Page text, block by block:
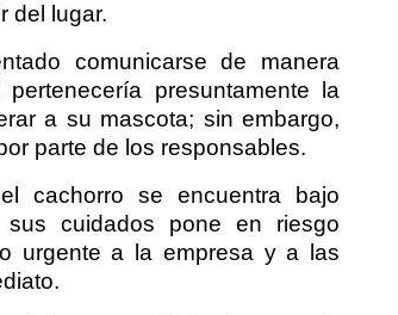
del lugar.
comunicarse de manera
presuntamente la
a su mascota; sin embargo,
parte de los responsables.
cachorro se encuentra bajo
sus cuidados pone en riesgo
urgente a la empresa y a las